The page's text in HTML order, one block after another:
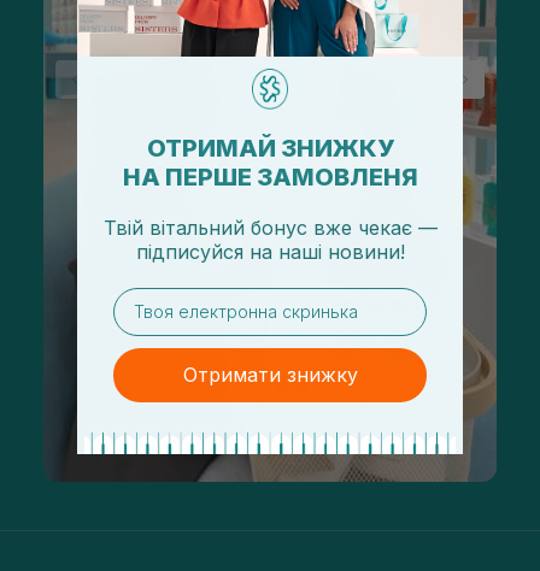
ОТРИМАЙ ЗНИЖКУ
НА ПЕРШЕ ЗАМОВЛЕНЯ
Твій вітальний бонус вже чекає —
підписуйся на наші новини!
email
Отримати знижку